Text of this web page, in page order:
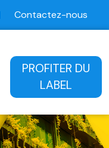
Contactez-nous
PROFITER DU
LABEL